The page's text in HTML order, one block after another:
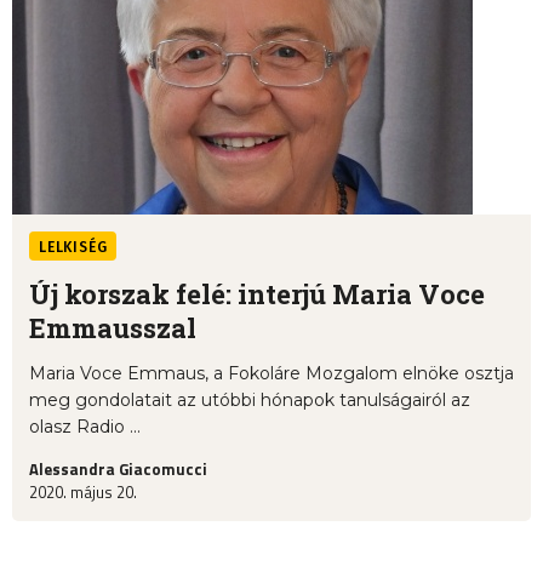
LELKISÉG
Új korszak felé: interjú Maria Voce
Emmausszal
Maria Voce Emmaus, a Fokoláre Mozgalom elnöke osztja
meg gondolatait az utóbbi hónapok tanulságairól az
olasz Radio ...
Alessandra Giacomucci
2020. május 20.